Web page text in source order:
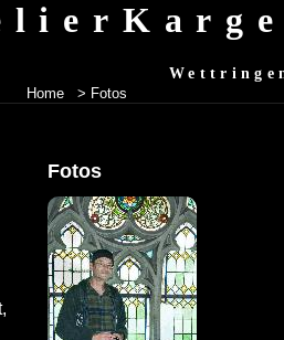
Home > Fotos
Fotos